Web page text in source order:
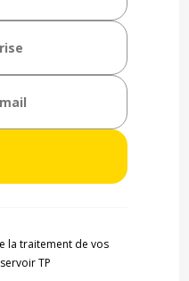
la traitement de vos
TP